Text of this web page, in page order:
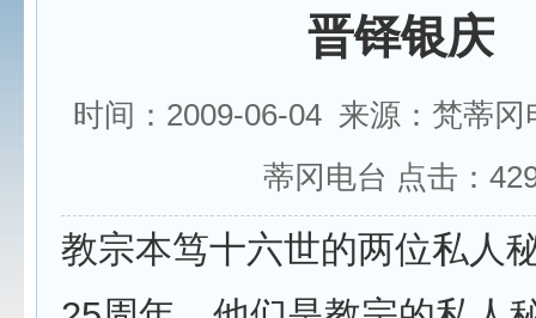
晋铎银庆
时间：2009-06-04 来源：梵蒂
蒂冈电台 点击：
教宗本笃十六世的两位私人